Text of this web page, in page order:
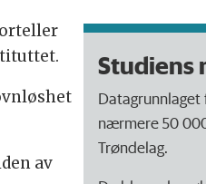
Studiens
nærmere 50
Trøndelag.
av